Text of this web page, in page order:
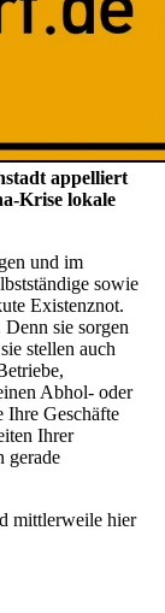
appelliert
Krise lokale
und im
sowie
Existenznot.
sie sorgen
stellen auch
Abhol- oder
Ihre Geschäfte
Ihrer
gerade
mittlerweile hier